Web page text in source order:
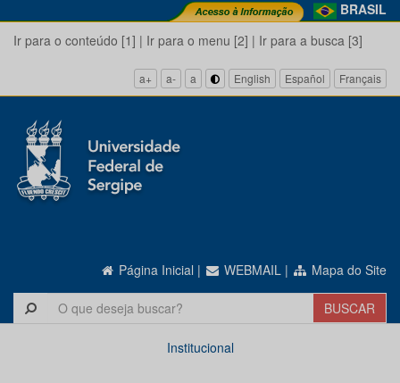
BRASIL
Ir para o conteúdo [1] | Ir para o menu [2] | Ir para a busca [3]
a+ a- a English Español Français
Página Inicial | WEBMAIL | Mapa do Site
Institucional